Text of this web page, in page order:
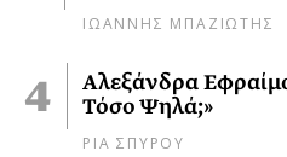
ΙΩΑΝΝΗΣ ΜΠΑΖΙΩΤΗΣ
Αλεξάνδρα
Τόσο Ψηλά;»
ΡΙΑ ΣΠΥΡΟΥ